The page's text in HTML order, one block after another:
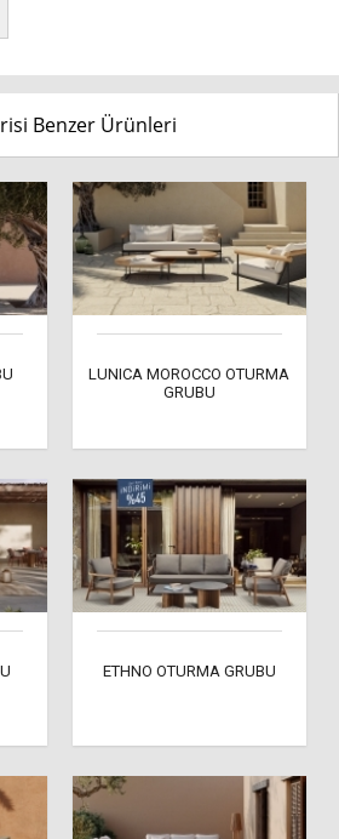
Benzer Ürünleri
LUNICA MOROCCO OTURMA
GRUBU
ETHNO OTURMA GRUBU